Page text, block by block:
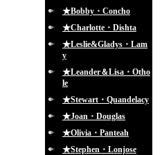
★Bobby・Concho
★Charlotte・Dishta
★Leslie&Gladys・Lam
y
★Leander＆Lisa・Otho
le
★Stewart・Quandelacy
★Joan・Douglas
★Olivia・Panteah
★Stephen・Lonjose